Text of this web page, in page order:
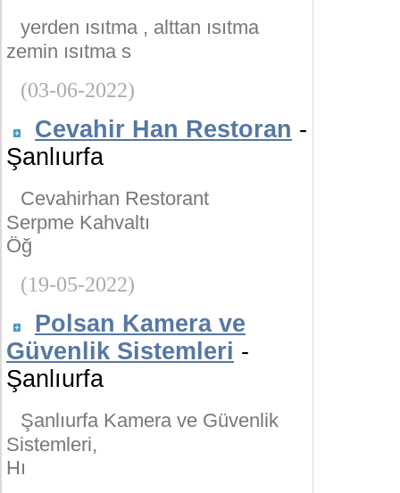
yerden ısıtma , alttan ısıtma
zemin ısıtma s
(03-06-2022)
Cevahir Han Restoran -
Şanlıurfa
Cevahirhan Restorant
Serpme Kahvaltı
Öğ
(19-05-2022)
Polsan Kamera ve
Güvenlik Sistemleri -
Şanlıurfa
Şanlıurfa Kamera ve Güvenlik
Sistemleri,
Hı